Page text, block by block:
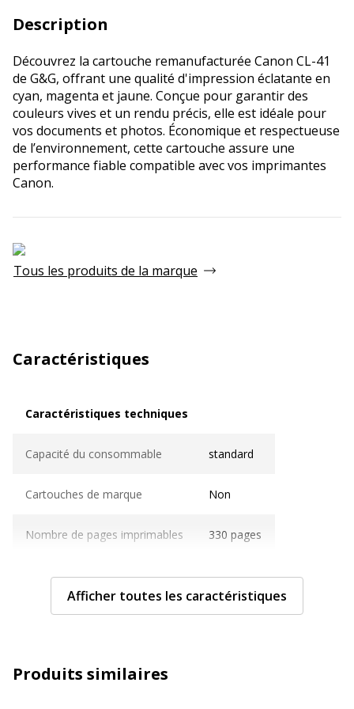
Description
Découvrez la cartouche remanufacturée Canon CL-41
de G&G, offrant une qualité d'impression éclatante en
cyan, magenta et jaune. Conçue pour garantir des
couleurs vives et un rendu précis, elle est idéale pour
vos documents et photos. Économique et respectueuse
de l’environnement, cette cartouche assure une
performance fiable compatible avec vos imprimantes
Canon.
Tous les produits de la marque
Caractéristiques
Caractéristiques techniques
Capacité du consommable standard
Cartouches de marque Non
Nombre de pages imprimables 330 pages
Compatible avec technologie Jet d'encre
Caractéristiques générales
Afficher toutes les caractéristiques
Produits similaires